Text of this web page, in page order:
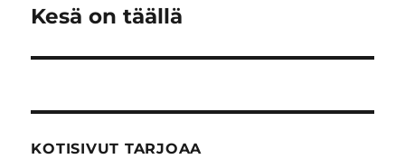
Next
Kesä on täällä
KOTISIVUT TARJOAA